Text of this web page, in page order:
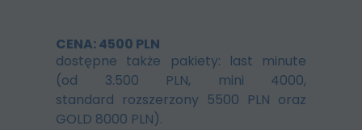
CENA: 4500 PLN
dostępne także pakiety: last minute
(od 3.500 PLN, mini 4000,
standard rozszerzony 5500 PLN oraz
GOLD 8000 PLN).